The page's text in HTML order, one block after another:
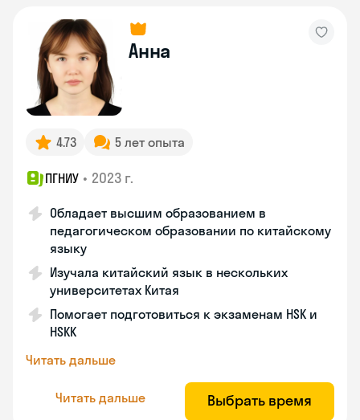
Анна
4.73 5 лет опыта
ПГНИУ • 2023 г.
Обладает высшим образованием в
педагогическом образовании по китайскому
языку
Изучала китайский язык в нескольких
университетах Китая
Помогает подготовиться к экзаменам HSK и
HSKK
Читать дальше
Читать дальше Выбрать время